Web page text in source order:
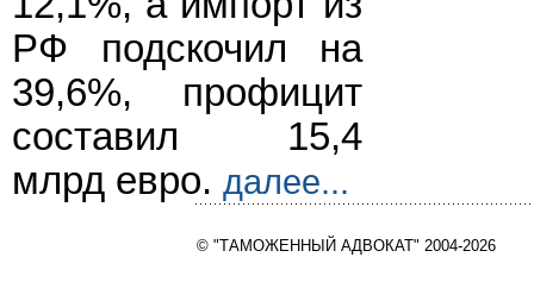
РФ подскочил на
39,6%, профицит
составил 15,4
млрд евро. далее...
© "ТАМОЖЕННЫЙ АДВОКАТ" 2004-2026